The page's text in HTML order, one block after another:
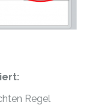
Regel